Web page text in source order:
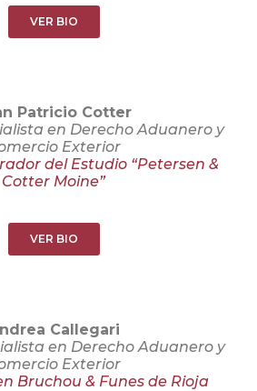
VER BIO
Patricio Cotter
en Derecho Aduanero y
Exterior
del Estudio “Petersen &
Cotter Moine”
VER BIO
Callegari
en Derecho Aduanero y
Exterior
Bruchou & Funes de Rioja